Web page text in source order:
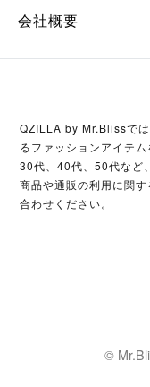
会社概要
QZILLA by Mr.Blissで
るファッションアイテム
30代、40代、50代など
商品や通販の利用に関
合わせください。
©